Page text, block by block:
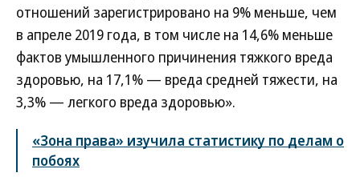
отношений зарегистрировано на 9% меньше, чем
в апреле 2019 года, в том числе на 14,6% меньше
фактов умышленного причинения тяжкого вреда
здоровью, на 17,1% — вреда средней тяжести, на
3,3% — легкого вреда здоровью».
«Зона права» изучила статистику по делам о
побоях